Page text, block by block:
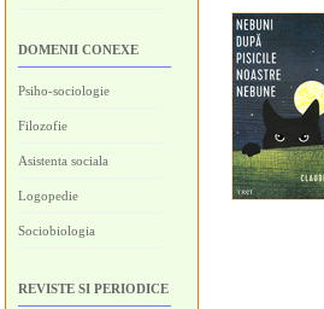
DOMENII CONEXE
Psiho-sociologie
Filozofie
Asistenta sociala
Logopedie
Sociobiologia
REVISTE SI PERIODICE